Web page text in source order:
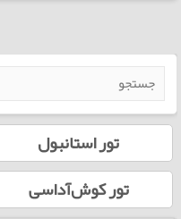
تور استانبول
تور کوش‌آداسی